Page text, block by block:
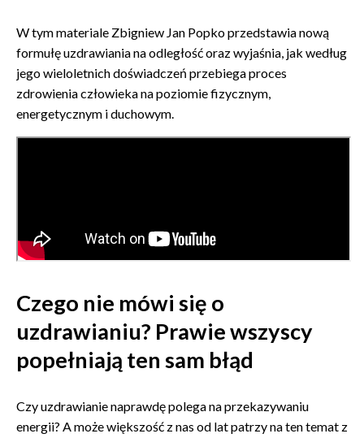
W tym materiale Zbigniew Jan Popko przedstawia nową
formułę uzdrawiania na odległość oraz wyjaśnia, jak według
jego wieloletnich doświadczeń przebiega proces
zdrowienia człowieka na poziomie fizycznym,
energetycznym i duchowym.
Czego nie mówi się o
uzdrawianiu? Prawie wszyscy
popełniają ten sam błąd
Czy uzdrawianie naprawdę polega na przekazywaniu
energii? A może większość z nas od lat patrzy na ten temat z